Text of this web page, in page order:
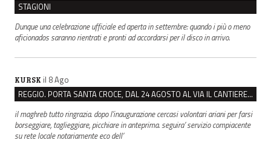
STAGIONI
Dunque una celebrazione ufficiale ed aperta in settembre: quando i più o meno
aficionados saranno rientrati e pronti ad accordarsi per il disco in arrivo.
KURSK il 8 Ago
REGGIO. PORTA SANTA CROCE, DAL 24 AGOSTO AL VIA IL CANTIERE PER IL NUOVO COLLETTORE FOGNARIO
il maghreb tutto ringrazia. dopo l’inaugurazione cercasi volontari ariani per farsi
borseggiare, taglieggiare, picchiare in anteprima. seguira’ servizio compiacente
su rete locale notariamente eco dell’